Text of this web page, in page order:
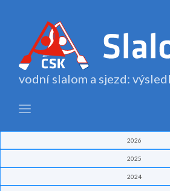
vodní slalom a sjezd:
2026
2025
2024